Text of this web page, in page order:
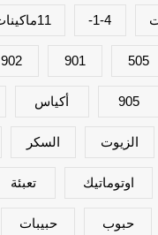
1-4- 11ماكينات
505
901
902
905 أكياس
الزيوت السكر
اوتوماتيك تعبئة
حبوب حبيبات